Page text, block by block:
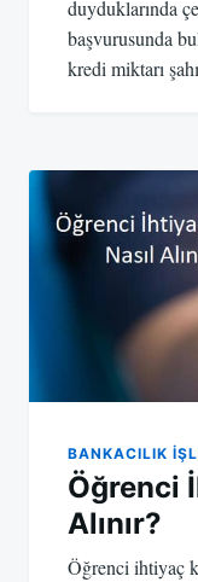
duyduklarında
başvurusunda
kredi miktarı
BANKACILIK
Öğrenci
Alınır?
Öğrenci ihtiyaç